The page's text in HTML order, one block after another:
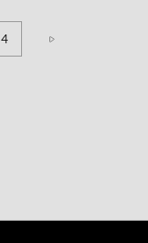
Pagina
4